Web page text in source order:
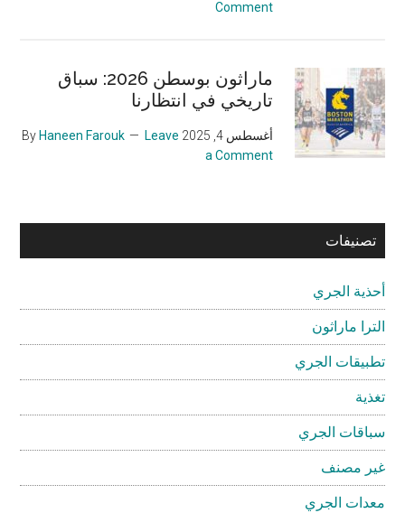
Comment
ماراثون بوسطن 2026: سباق
تاريخي في انتظارنا
أغسطس 4, 2025 Haneen Farouk
Leave
a Comment
تصنيفات
أحذية الجري
الترا ماراثون
تطبيقات الجري
تغذية
سباقات الجري
غير مصنف
معدات الجري